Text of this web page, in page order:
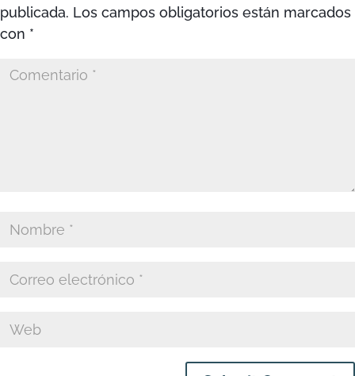
publicada. Los campos obligatorios están marcados
con *